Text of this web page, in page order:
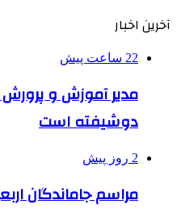
آخرین اخبار
22 ساعت پیش
دوشیفته است
2 روز پیش
مراسم جاماندگان